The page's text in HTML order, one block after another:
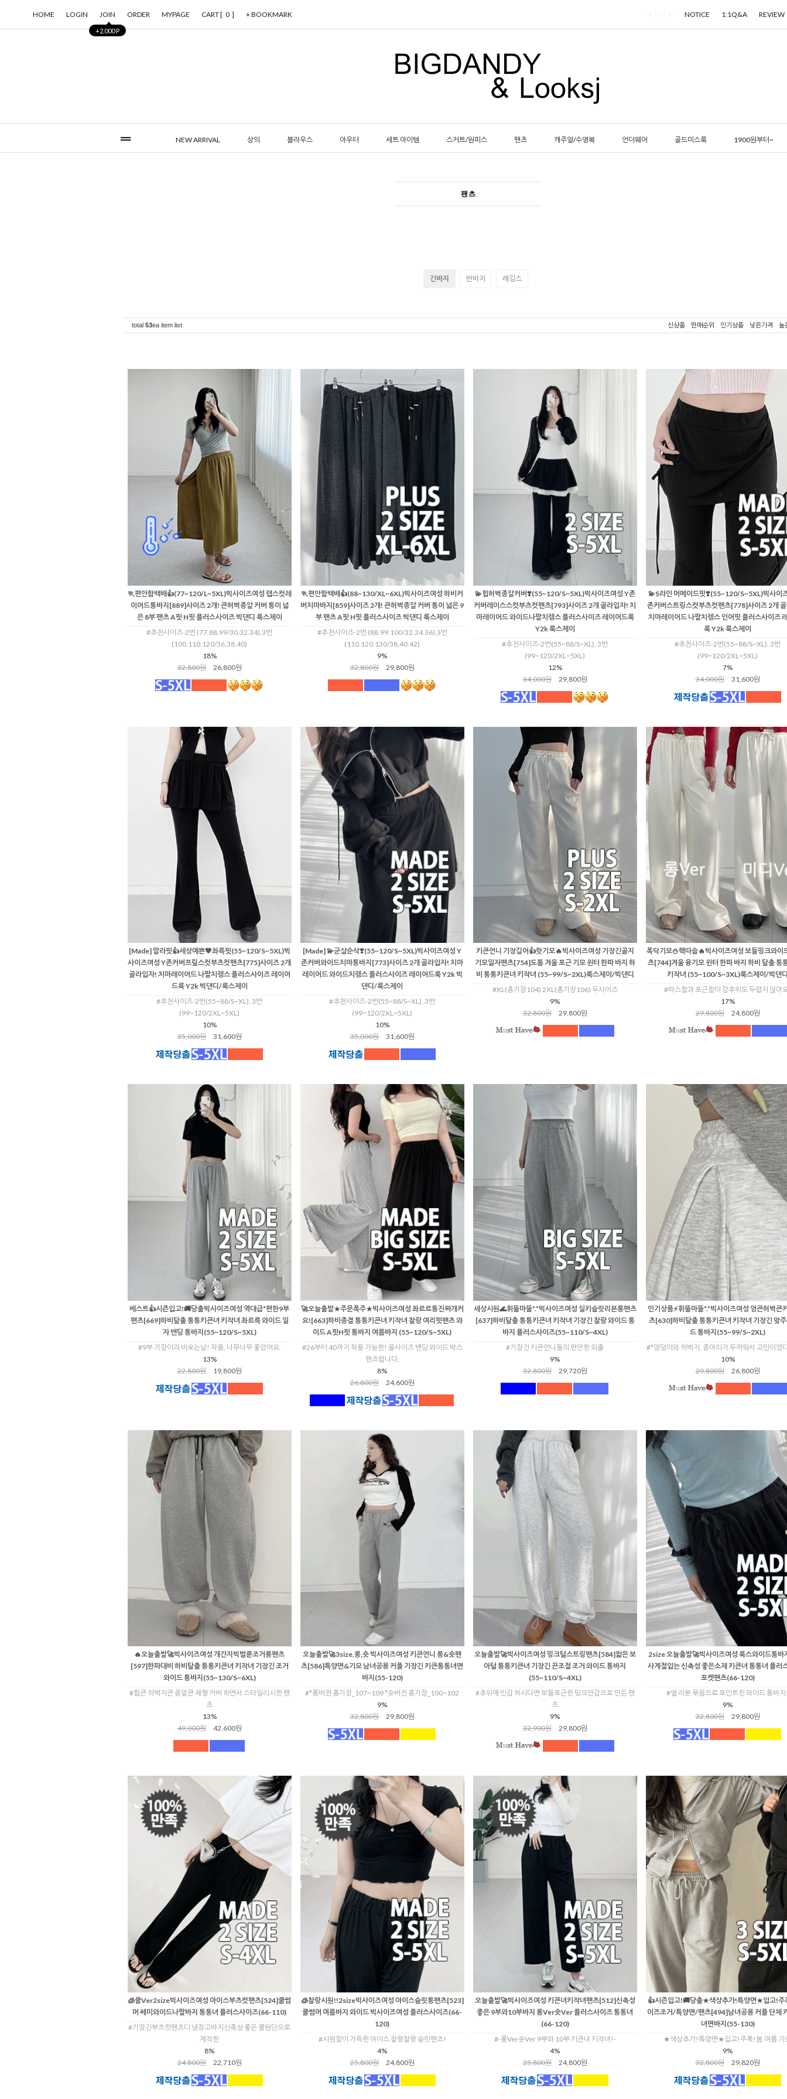
HOME LOGIN JOIN
+2,000 P
ORDER MYPAGE CART [ 0 ] + BOOKMARK NOTICE 1:1Q&A REVIEW
NEW ARRIVAL 상의 블라우스 아우터 세트 아이템 스커트/원피스 팬츠 캐주얼/수영복 언더웨어 골드미스룩 1900원부터~
팬츠
긴바지 반바지 레깅스
total 53ea item list 신상품 판매순위 인기상품 낮은가격 높
🏃편안함백배👍(77~120/L~5XL)빅사이즈여성 랩스컷레
이어드통바지[889]사이즈 2개! 큰허벅종알 커버 통이 넓
은 8부 팬츠 A핏 H핏 플러스사이즈 빅댄디 룩스제이
#추천사이즈-2번 (77.88.99/30.32.34),3번
(100.110.120/36.38.40)
18%
32,800원
26,800원
🏃편안함백배👍(88~130/XL~6XL)빅사이즈여성 하비커
버치마바지[859]사이즈 2개! 큰허벅종알 커버 통이 넓은 9
부 팬츠 A핏 H핏 플러스사이즈 빅댄디 룩스제이
#추천사이즈-2번 (88.99.100/32.34.36),3번
(110.120.130/38.40.42)
9%
32,800원
29,800원
💫힙허벅종알커버❣️(55~120/S~5XL)빅사이즈여성 Y존
커버레이스스컷부츠컷팬츠[793]사이즈 2개 골라입자! 치
마레이어드 와이드나팔치렝스 플러스사이즈 레이어드룩
Y2k 룩스제이
#추천사이즈-2번(55~88/S~XL), 3번
(99~120/2XL~5XL)
12%
34,000원
29,800원
💫S라인 머메이드핏❣️(55~120/S~5XL)빅사이
존커버스트링스컷부츠컷팬츠[778]사이즈 2개
치마레이어드 나팔치렝스 인어핏 플러스사이즈
룩 Y2k 룩스제이
#추천사이즈-2번(55~88/S~XL), 3번
(99~120/2XL~5XL)
7%
34,000원
31,600원
[Made] 말라핏👍세상예쁜💖촤륵핏(55~120/S~5XL)빅
사이즈여성 Y존커버프릴스컷부츠컷팬츠[775]사이즈 2개
골라입자! 치마레이어드 나팔치렝스 플러스사이즈 레이어
드룩 Y2k 빅댄디/룩스제이
#추천사이즈-2번(55~88/S~XL), 3번
(99~120/2XL~5XL)
10%
35,000원
31,600원
[Made] 💫군살순삭❣️(55~120/S~5XL)빅사이즈여성 Y
존커버와이드치마통바지[773]사이즈 2개 골라입자! 치마
레이어드 와이드치렝스 플러스사이즈 레이어드룩 Y2k 빅
댄디/룩스제이
#추천사이즈-2번(55~88/S~XL), 3번
(99~120/2XL~5XL)
10%
35,000원
31,600원
키큰언니 기장길어👍핫기모🔥빅사이즈여성 기장긴골지
기모일자팬츠[754]도톰 겨울 포근 기모 윈터 한파 바지 하
비 통통키큰녀 키작녀 (55~99/S~2XL)룩스제이/빅댄디
#XL(총기장104) 2XL(총기장106) 두사이즈
9%
32,800원
29,800원
폭닥기모⛄핵따숩🔥빅사이즈여성 보들밍크와이
츠[744]겨울 융기모 윈터 한파 바지 하비 탈출 통
키작녀 (55~100/S~3XL)룩스제이/빅댄
#따스함과 포근함이 강추위도 두렵지 않아
17%
29,800원
24,800원
베스트👍시즌입고!🚚당출빅사이즈여성 역대급*편한9부
팬츠[669]하비탈출 통통키큰녀 키작녀 촤르륵 와이드 일
자 밴딩 통바지(55~120/S~5XL)
#9부 기장이라 비오는날! 착용, 너무너무 좋았어요.
13%
22,800원
19,800원
🚀오늘출발★주문폭주★빅사이즈여성 촤르르통진짜개커
요![663]하비종결 통통키큰녀 키작녀 찰랑 여리핏팬츠 와
이드 A핏H핏 통바지 여름바지 (55~120/S~5XL)
#26부터 40까지 착용 가능한! 올사이즈 밴딩 와이드 박스
팬츠랍니다.
8%
26,800원
24,600원
세상시원🌊휘뚤마뚤*.*빅사이즈여성 실키슬릿리본롱팬츠
[637]하비탈출 통통키큰녀 키작녀 기장긴 찰랑 와이드 통
바지 플러스사이즈(55~110/S~4XL)
#기장긴 키큰언니들의 편안한 외출
9%
32,800원
29,720원
인기상품⚡휘뚤마뚤*.*빅사이즈여성 엉큰허벅큰
츠[630]하비탈출 통통키큰녀 키작녀 기장긴 맞
드 통바지(55~99/S~2XL)
#*엉덩이와 허벅지, 종아리가 두꺼워서 고민이었
10%
29,800원
26,800원
🔥오늘출발🚀빅사이즈여성 개간지빅벌룬조거롱팬츠
[597]한파대비 하비탈출 통통키큰녀 키작녀 기장긴 조거
와이드 통바지(55~130/S~6XL)
#힙큰 허벅지큰 종알큰 체형 커버 하면서 스타일리시한 팬
츠
13%
49,000원
42,600원
오늘출발🚀3size,롱,숏 빅사이즈여성 키큰언니 롱&숏팬
츠[586]특양면&기모 남녀공용 커플 기장긴 키큰통통녀면
바지(55-120)
#*롱버전 총기장_107~109 *숏버전 총기장_100~102
9%
32,800원
29,800원
오늘출발🚀빅사이즈여성 밍크털스트링팬츠[584]짧은 보
아털 통통키큰녀 기장긴 끈조절 조거 와이드 통바지
(55~110/S~4XL)
#추위에 민감 하시다면 보들포근한 밍크안감으로 만든 팬
츠
9%
32,900원
29,800원
2size 오늘출발🚀빅사이즈여성 룩스와이드통
사계절입는 신축성 좋은소재 키큰녀 통통녀 플러
포켓팬츠(66-120)
#옆 리본 묶음으로 포인트한 와이드 통바
9%
32,800원
29,800원
🧊쿨Ver2size빅사이즈여성 아이스부츠컷팬츠[524]쿨썸
머 쎄미와이드나팔바지 통통녀 플러스사이즈(66-110)
#기장긴부츠컷팬츠디 냉장고바지신축성 좋은 쿨원단으로
제작한
8%
24,800원
22,710원
🧊찰랑시원!!2size빅사이즈여성 아이스슬릿통팬츠[523]
쿨썸머 여름바지 와이드 빅사이즈여성 플러스사이즈(66-
120)
#시원함이 가득한 아이스 찰랑찰랑 슬릿팬츠!
4%
25,800원
24,800원
오늘출발🚀빅사이즈여성 키큰녀키작녀팬츠[512]신축성
좋은 9부와10부바지 롱Ver숏Ver 플러스사이즈 통통녀
(66-120)
#-롱Ver숏Ver 9부와 10부 키큰녀 키작녀!-
4%
25,800원
24,800원
👍시즌입고!🚚당출★색상추가!특양면★입고!주
이즈조거/특양면/팬츠[494]남녀공용 커플 단체
녀면바지(55-130)
★색상추가!특양면★입고!주폭!봄.여름.가
9%
32,800원
29,820원